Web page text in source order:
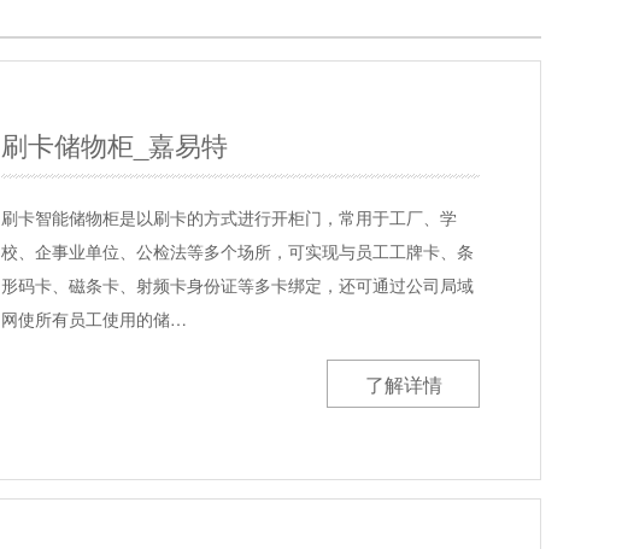
刷卡储物柜_嘉易特
刷卡智能储物柜是以刷卡的方式进行开柜门，常用于工厂、学
校、企事业单位、公检法等多个场所，可实现与员工工牌卡、条
形码卡、磁条卡、射频卡身份证等多卡绑定，还可通过公司局域
网使所有员工使用的储…
了解详情